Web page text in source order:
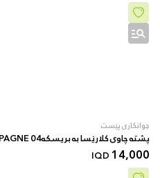
جوانکاری پێست
پشتە چاوی کلارێسا بە بریسکە04 CHILLED CHAMPAGNE
14,000
IQD